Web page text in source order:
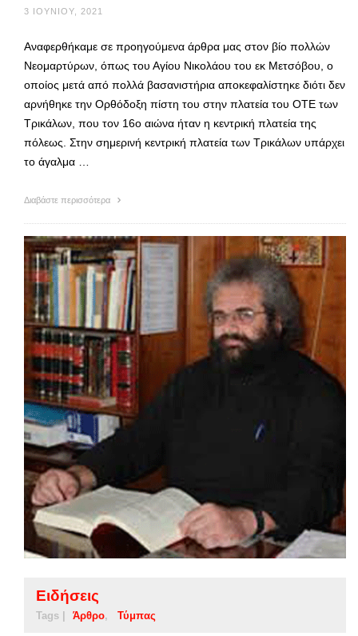
3 ΙΟΥΝΊΟΥ, 2021
Αναφερθήκαμε σε προηγούμενα άρθρα μας στον βίο πολλών
Νεομαρτύρων, όπως του Αγίου Νικολάου του εκ Μετσόβου, ο
οποίος μετά από πολλά βασανιστήρια αποκεφαλίστηκε διότι δεν
αρνήθηκε την Ορθόδοξη πίστη του στην πλατεία του ΟΤΕ των
Τρικάλων, που τον 16ο αιώνα ήταν η κεντρική πλατεία της
πόλεως. Στην σημερινή κεντρική πλατεία των Τρικάλων υπάρχει
το άγαλμα …
Διαβάστε περισσότερα
Ειδήσεις
Tags | Άρθρο Τύμπας